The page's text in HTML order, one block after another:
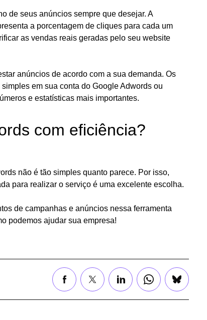
de seus anúncios sempre que desejar. A
a porcentagem de cliques para cada um
as vendas reais geradas pelo seu website
anúncios de acordo com a sua demanda. Os
em sua conta do Google Adwords ou
e estatísticas mais importantes.
com eficiência?
não é tão simples quanto parece. Por isso,
para realizar o serviço é uma excelente escolha.
de campanhas e anúncios nessa ferramenta
podemos ajudar sua empresa!